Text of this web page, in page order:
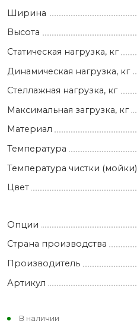
Ширина
Высота
Статическая нагрузка, кг
Динамическая нагрузка, кг
Стеллажная нагрузка, кг
Максимальная загрузка, кг
Материал
Температура
Температура чистки (мойки)
Цвет
Опции
Страна производства
Производитель
Артикул
В наличии